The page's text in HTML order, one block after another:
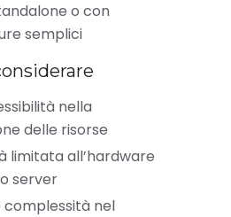
o con
semplici
nella
delle risorse
limitata all’hardware
server
complessità nel